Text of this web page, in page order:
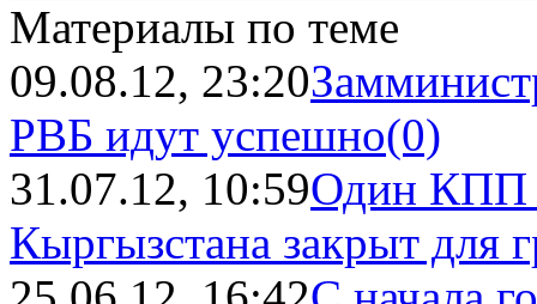
Материалы по теме
09.08.12, 23:20
РВБ идут успешно(0)
31.07.12, 10:59Один КПП
Кыргызстана закрыт для